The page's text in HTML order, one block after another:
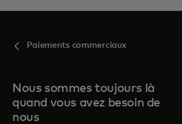
Paiements commerciaux
Nous sommes toujours là
quand vous avez besoin de
nous